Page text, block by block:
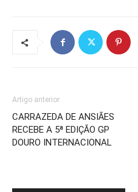
Artigo anterior
CARRAZEDA DE ANSIÃES
RECEBE A 5ª EDIÇÃO GP
DOURO INTERNACIONAL